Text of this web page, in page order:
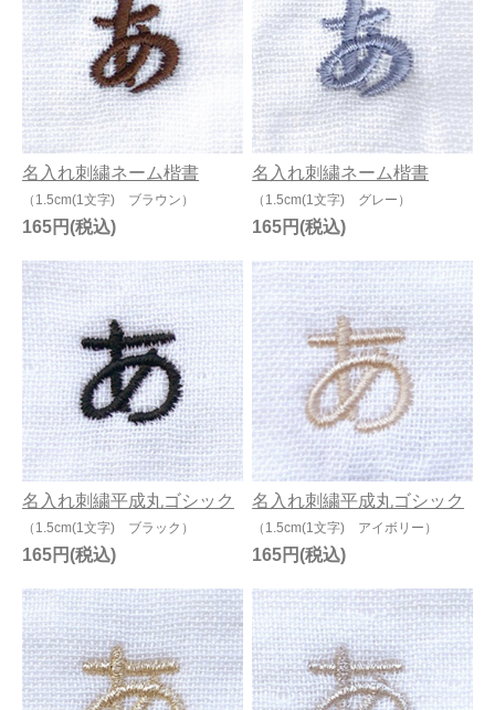
名入れ刺繍ネーム楷書
（1.5cm(1文字) ブラウン）
165円
名入れ刺繍ネーム楷書
（1.5cm(1文字) グレー）
165円
名入れ刺繍平成丸ゴシック
（1.5cm(1文字) ブラック）
165円
名入れ刺繍平成丸ゴシック
（1.5cm(1文字) アイボリー）
165円